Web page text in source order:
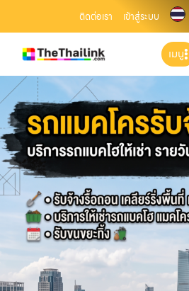
ติดต่อเรา เข้าสู่ระบบ
เมนู